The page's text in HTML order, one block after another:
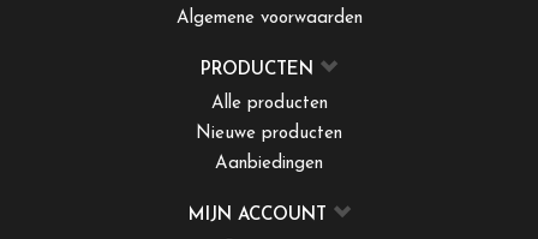
Algemene voorwaarden
PRODUCTEN
Alle producten
Nieuwe producten
Aanbiedingen
MIJN ACCOUNT